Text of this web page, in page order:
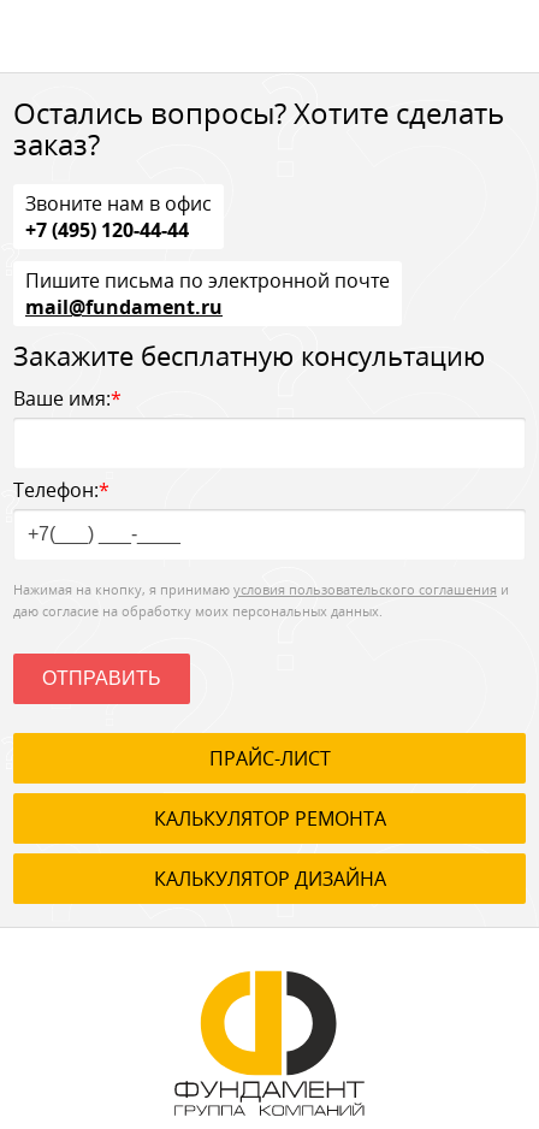
Остались вопросы? Хотите сделать
заказ?
Звоните нам в офис
+7 (495) 120-44-44
Пишите письма по электронной почте
mail@fundament.ru
Закажите бесплатную консультацию
Ваше имя:*
Телефон:*
Нажимая на кнопку, я принимаю условия пользовательского соглашения и
даю согласие на обработку моих персональных данных.
ОТПРАВИТЬ
ПРАЙС-ЛИСТ
КАЛЬКУЛЯТОР РЕМОНТА
КАЛЬКУЛЯТОР ДИЗАЙНА